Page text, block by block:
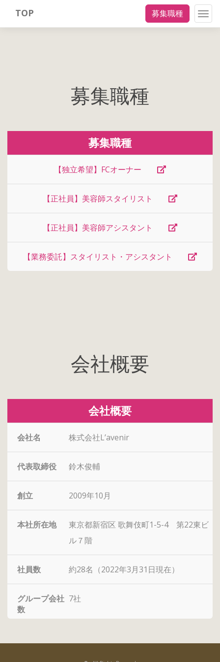
TOP 募集職種
募集職種
募集職種
【独立希望】FCオーナー
【正社員】美容師スタイリスト
【正社員】美容師アシスタント
【業務委託】スタイリスト・アシスタント
会社概要
会社概要
会社名 株式会社L’avenir
代表取締役 鈴木俊輔
創立 2009年10月
本社所在地
東京都新宿区 歌舞伎町1-5-4 第22東ビ
ル７階
社員数 約28名（2022年3月31日現在）
グループ会社
数
7社